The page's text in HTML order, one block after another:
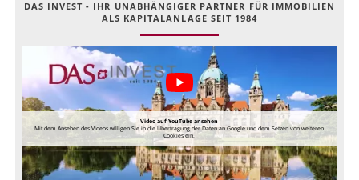
DAS INVEST - IHR UNABHÄNGIGER PARTNER FÜR IMMOBILIEN
ALS KAPITALANLAGE SEIT 1984
Video auf YouTube ansehen
Mit dem Ansehen des Videos willigen Sie in die Übertragung der Daten an Google und dem Setzen von weiteren
Cookies ein.